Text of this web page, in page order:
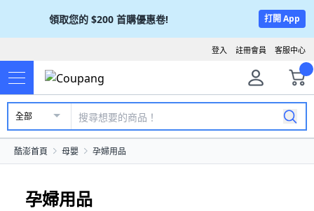
領取您的 $200 首購優惠卷! 打開 App
客服中心
註冊會員
登入
全部
酷澎首頁 母嬰 孕婦用品
孕婦用品